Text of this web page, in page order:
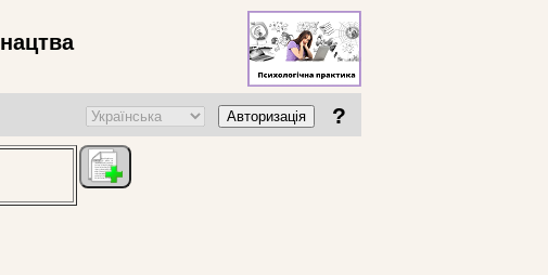
Авторизація ?